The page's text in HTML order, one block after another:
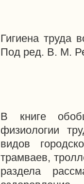
Гигиена труда
Под ред. В. М.
В книге
физиологии
видов
трамваев,
раздела